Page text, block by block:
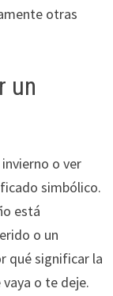
otras
un
o ver
simbólico.
está
o un
qué significar la
o te deje.